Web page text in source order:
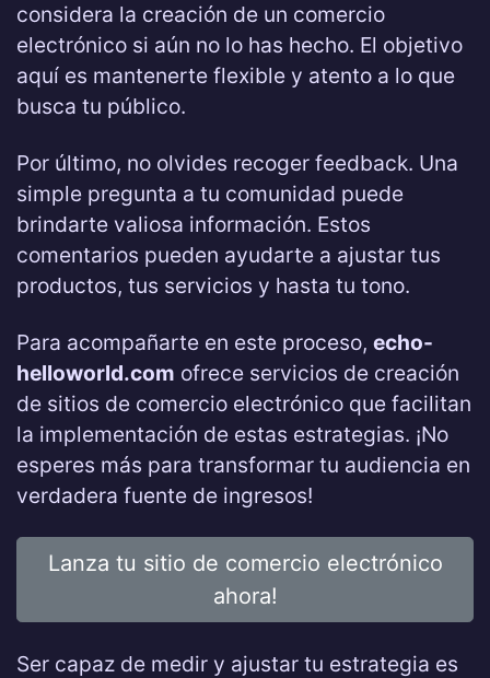
considera la creación de un comercio
electrónico si aún no lo has hecho. El objetivo
aquí es mantenerte flexible y atento a lo que
busca tu público.
Por último, no olvides recoger feedback. Una
simple pregunta a tu comunidad puede
brindarte valiosa información. Estos
comentarios pueden ayudarte a ajustar tus
productos, tus servicios y hasta tu tono.
Para acompañarte en este proceso, echo-
helloworld.com ofrece servicios de creación
de sitios de comercio electrónico que facilitan
la implementación de estas estrategias. ¡No
esperes más para transformar tu audiencia en
verdadera fuente de ingresos!
Lanza tu sitio de comercio electrónico
ahora!
Ser capaz de medir y ajustar tu estrategia es